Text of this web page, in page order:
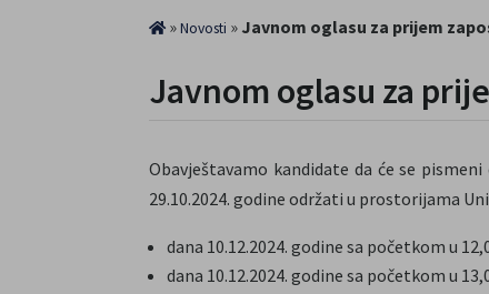
»Novosti » Javnom oglasu za prijem
Javnom oglasu za
Obavještavamo kandidate da će se
29.10.2024. godine održati u prostorijama
dana 10.12.2024. godine sa početkom u
dana 10.12.2024. godine sa početkom u